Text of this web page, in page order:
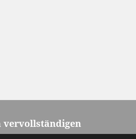
vervollständigen